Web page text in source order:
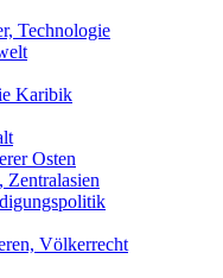
Technologie
Karibik
Osten
Zentralasien
Völkerrecht